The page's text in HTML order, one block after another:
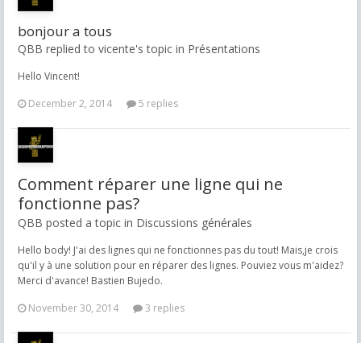
bonjour a tous
QBB replied to vicente's topic in Présentations
Hello Vincent!
December 2, 2014
5 replies
Comment réparer une ligne qui ne
fonctionne pas?
QBB posted a topic in Discussions générales
Hello body! J'ai des lignes qui ne fonctionnes pas du tout! Mais,je crois
qu'il y à une solution pour en réparer des lignes. Pouviez vous m'aidez?
Merci d'avance! Bastien Bujedo.
November 30, 2014
3 replies